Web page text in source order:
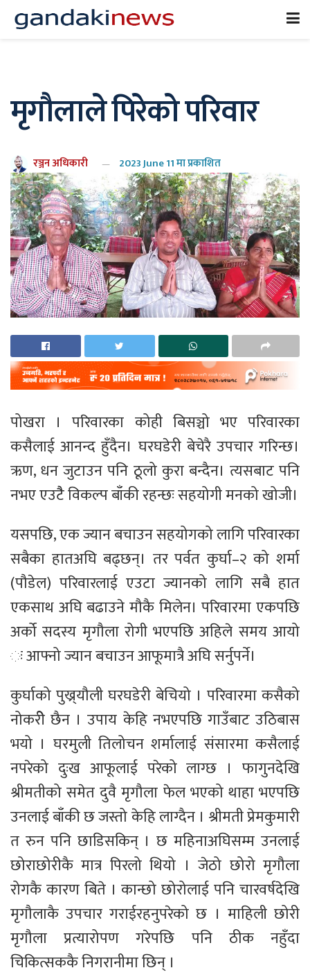
मृगौलाले पिरेको परिवार
रञ्जन अधिकारी 2023 June 11 मा प्रकाशित
पोखरा । परिवारका कोही बिसञ्चो भए परिवारका
कसैलाई आनन्द हुँदैन। घरघडेरी बेचेरै उपचार गरिन्छ।
ऋण, धन जुटाउन पनि ठूलो कुरा बन्दैन। त्यसबाट पनि
नभए एउटैै विकल्प बाँकी रहन्छः सहयोगी मनको खोजी।
यसपछि, एक ज्यान बचाउन सहयोगको लागि परिवारका
सबैका हातअघि बढ्छन्। तर पर्वत कुर्घा–२ को शर्मा
(पौडेल) परिवारलाई एउटा ज्यानको लागि सबै हात
एकसाथ अघि बढाउने मौकै मिलेन। परिवारमा एकपछि
अर्को सदस्य मृगौला रोगी भएपछि अहिले समय आयो
ः आफ्नो ज्यान बचाउन आफूमात्रै अघि सर्नुपर्ने।
कुर्घाको पुख्र्यौली घरघडेरी बेचियो । परिवारमा कसैको
नोकरीे छैन । उपाय केहि नभएपछि गाउँबाट उठिबास
भयो । घरमुली तिलोचन शर्मालाई संसारमा कसैलाई
नपरेको दुःख आफूलाई परेको लाग्छ । फागुनदेखि
श्रीमतीको समेत दुवै मृगौला फेल भएको थाहा भएपछि
उनलाई बाँकी छ जस्तो केहि लाग्दैन । श्रीमती प्रेमकुमारी
त रुन पनि छाडिसकिन् । छ महिनाअघिसम्म उनलाई
छोराछोरीकै मात्र पिरलो थियो । जेठो छोरो मृगौला
रोगकै कारण बिते । कान्छो छोरोलाई पनि चारवर्षदेखि
मृगौलाकै उपचार गराईरहनुपरेको छ । माहिली छोरी
मृगौला प्रत्यारोपण गरेपछि पनि ठीक नहुँदा
चिकित्सककै निगरानीमा छिन् ।